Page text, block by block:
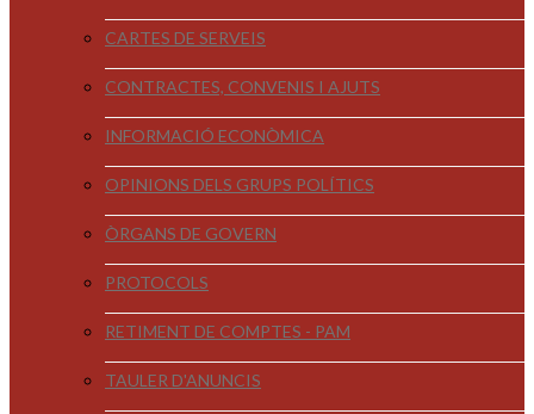
CARTES DE SERVEIS
CONTRACTES, CONVENIS I AJUTS
INFORMACIÓ ECONÒMICA
OPINIONS DELS GRUPS POLÍTICS
ÒRGANS DE GOVERN
PROTOCOLS
RETIMENT DE COMPTES - PAM
TAULER D'ANUNCIS